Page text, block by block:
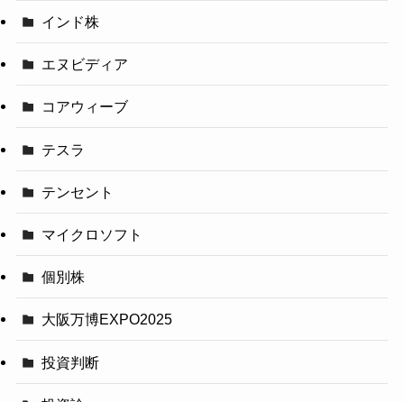
インド株
エヌビディア
コアウィーブ
テスラ
テンセント
マイクロソフト
個別株
大阪万博EXPO2025
投資判断